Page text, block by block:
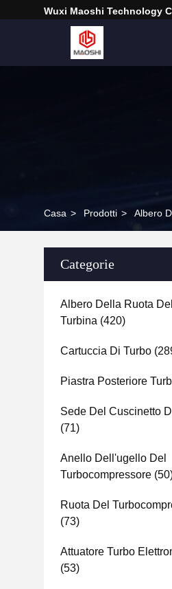
Wuxi Maoshi Technology
Casa > Prodotti > Albero
Categorie
Albero Della Ruota
Turbina (420)
Cartuccia Di Turbo
Piastra Posteriore
Sede Del Cuscinetto
(71)
Anello Dell'ugello Del
Turbocompressore
Ruota Del
(73)
Attuatore Turbo
(53)